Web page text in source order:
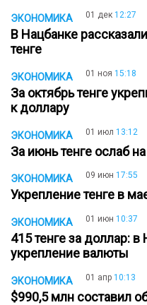
ЭКОНОМИКА 01 дек 12:27
В Нацбанке
тенге
ЭКОНОМИКА 01 ноя 15:18
За октябрь тенге
к доллару
ЭКОНОМИКА 01 июл 13:12
За июнь тенге ослаб
ЭКОНОМИКА 09 июн 17:55
Укрепление тенге в
ЭКОНОМИКА 01 июн 10:37
415 тенге за доллар:
укрепление валюты
ЭКОНОМИКА 01 апр 10:13
$990,5 млн составил